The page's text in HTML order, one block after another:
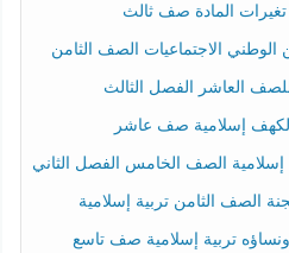
تغيرات المادة صف ثالث
الاجتماعيات الصف الثامن
للصف العاشر الفصل الثالث
إسلامية صف عاشر
الصف الخامس الفصل الثاني
الصف الثامن تربية إسلامية
تربية إسلامية صف تاسع